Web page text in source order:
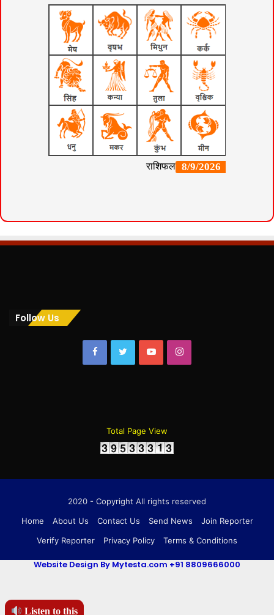
Listen to this
Follow Us
FacebookTwitterYouTubeInstagram
Total Page View
2020 - Copyright All rights reserved
Home
About Us Contact Us Send News
Join Reporter
Verify Reporter
Privacy Policy Terms & Conditions
Website Design By Mytesta.com +91 8809666000